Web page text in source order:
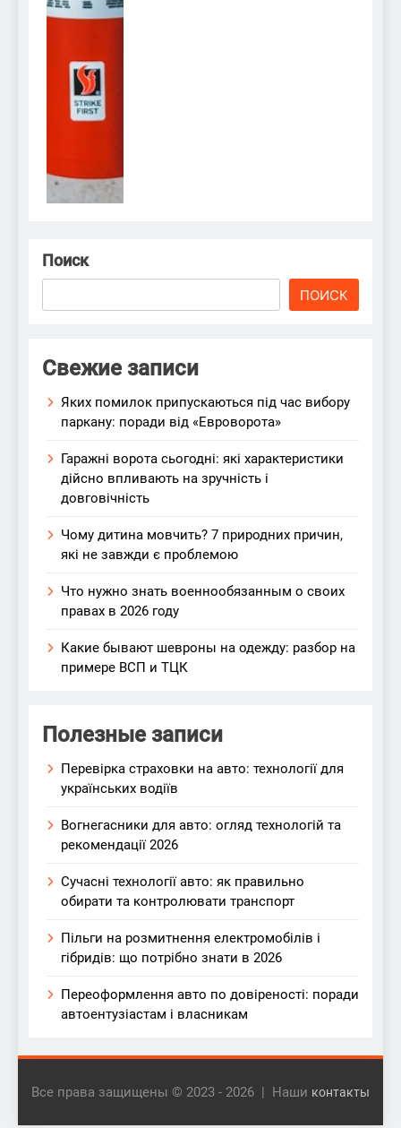
Поиск
ПОИСК
Свежие записи
Яких помилок припускаються під час вибору
паркану: поради від «Евроворота»
Гаражні ворота сьогодні: які характеристики
дійсно впливають на зручність і
довговічність
Чому дитина мовчить? 7 природних причин,
які не завжди є проблемою
Что нужно знать военнообязанным о своих
правах в 2026 году
Какие бывают шевроны на одежду: разбор на
примере ВСП и ТЦК
Полезные записи
Перевірка страховки на авто: технології для
українських водіїв
Вогнегасники для авто: огляд технологій та
рекомендації 2026
Сучасні технології авто: як правильно
обирати та контролювати транспорт
Пільги на розмитнення електромобілів і
гібридів: що потрібно знати в 2026
Переоформлення авто по довіреності: поради
автоентузіастам і власникам
Все права защищены © 2023 - 2026 | Наши контакты